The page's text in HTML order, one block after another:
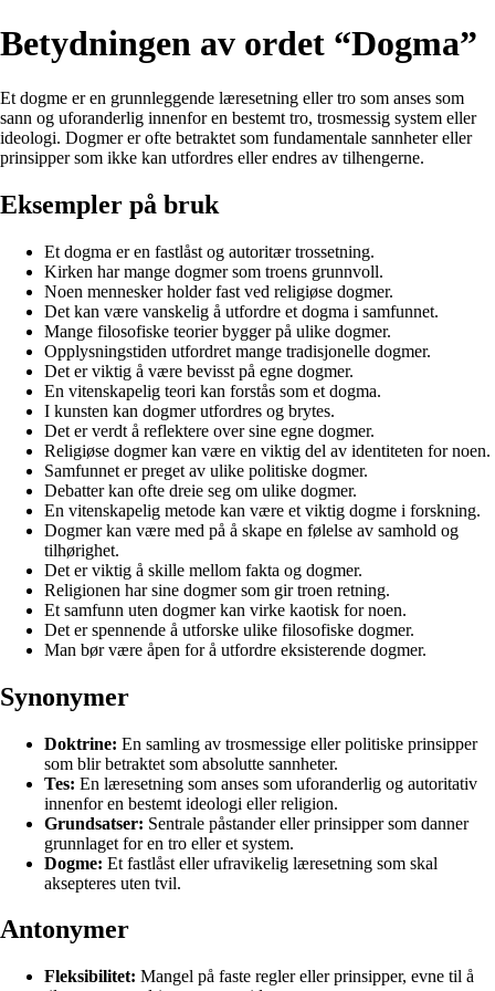
Betydningen av ordet “Dogma”
Et dogme er en grunnleggende læresetning eller tro som anses som
sann og uforanderlig innenfor en bestemt tro, trosmessig system eller
ideologi. Dogmer er ofte betraktet som fundamentale sannheter eller
prinsipper som ikke kan utfordres eller endres av tilhengerne.
Eksempler på bruk
Et dogma er en fastlåst og autoritær trossetning.
Kirken har mange dogmer som troens grunnvoll.
Noen mennesker holder fast ved religiøse dogmer.
Det kan være vanskelig å utfordre et dogma i samfunnet.
Mange filosofiske teorier bygger på ulike dogmer.
Opplysningstiden utfordret mange tradisjonelle dogmer.
Det er viktig å være bevisst på egne dogmer.
En vitenskapelig teori kan forstås som et dogma.
I kunsten kan dogmer utfordres og brytes.
Det er verdt å reflektere over sine egne dogmer.
Religiøse dogmer kan være en viktig del av identiteten for noen.
Samfunnet er preget av ulike politiske dogmer.
Debatter kan ofte dreie seg om ulike dogmer.
En vitenskapelig metode kan være et viktig dogme i forskning.
Dogmer kan være med på å skape en følelse av samhold og
tilhørighet.
Det er viktig å skille mellom fakta og dogmer.
Religionen har sine dogmer som gir troen retning.
Et samfunn uten dogmer kan virke kaotisk for noen.
Det er spennende å utforske ulike filosofiske dogmer.
Man bør være åpen for å utfordre eksisterende dogmer.
Synonymer
Doktrine: En samling av trosmessige eller politiske prinsipper
som blir betraktet som absolutte sannheter.
Tes: En læresetning som anses som uforanderlig og autoritativ
innenfor en bestemt ideologi eller religion.
Grundsatser: Sentrale påstander eller prinsipper som danner
grunnlaget for en tro eller et system.
Dogme: Et fastlåst eller ufravikelig læresetning som skal
aksepteres uten tvil.
Antonymer
Fleksibilitet: Mangel på faste regler eller prinsipper, evne til å